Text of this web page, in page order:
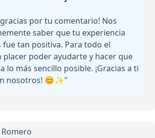
por tu comentario! Nos
saber que tu experiencia
tan positiva. Para todo el
placer poder ayudarte y hacer que
lo más sencillo posible. ¡Gracias a ti
nosotros! 😊✨"